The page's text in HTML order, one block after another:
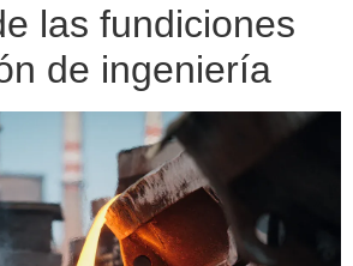
las fundiciones
de ingeniería